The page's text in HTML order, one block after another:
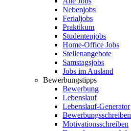
Nebenjobs
Ferialjobs
Praktikum
Studentenjobs
Home-Office Jobs
Stellenangebote
Samstagsjobs
Jobs im Ausland
Bewerbungstipps
Bewerbung
Lebenslauf
Lebenslauf-Generator
Bewerbungsschreiben
Motivationsschreiben